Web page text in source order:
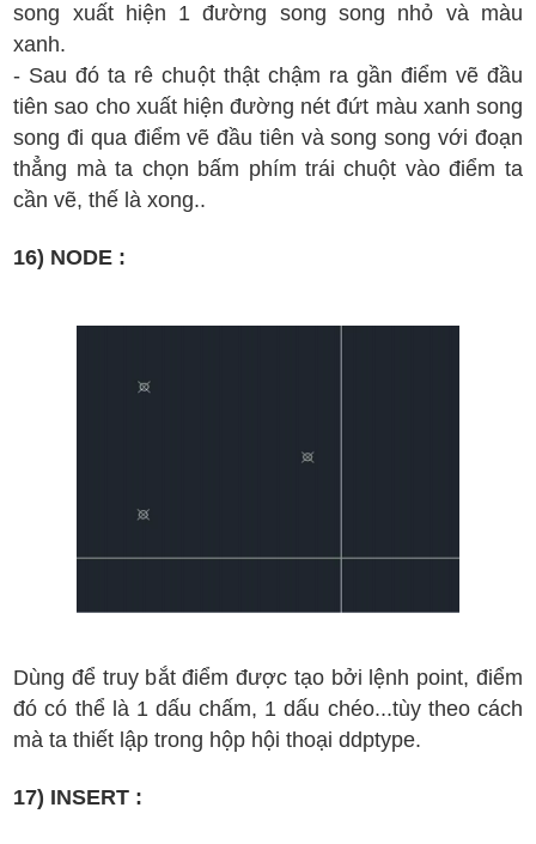
song xuất hiện 1đường song song nhỏ và màu
xanh.
- Sauđó ta rê chuột thật chậm ra gần điểm vẽ đầu
tiên sao cho xuất hiệnđường nétđứt màu xanh song
song đi qua điểm vẽđầu tiên và song song với đoạn
thẳng mà ta chọn bấm phím trái chuột vàođiểm ta
cần vẽ, thế là xong..
16) NODE :
Dùng để truy bắtđiểmđược tạo bởi lệnh point, điểm
đó có thể l à 1 dấu chấm, 1 dấu chéo...tùy theo cách
mà ta thiết lập trong hộp hội thoại ddptype.
17) INSERT :